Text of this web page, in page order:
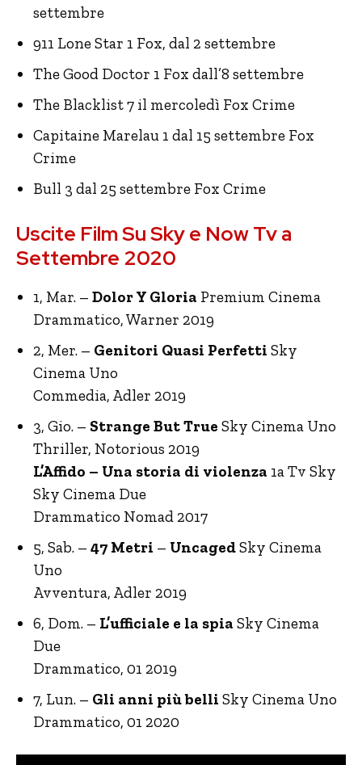
settembre
911 Lone Star 1 Fox, dal 2 settembre
The Good Doctor 1 Fox dall’8 settembre
The Blacklist 7 il mercoledì Fox Crime
Capitaine Marelau 1 dal 15 settembre Fox
Crime
Bull 3 dal 25 settembre Fox Crime
Uscite Film Su Sky e Now Tv a
Settembre 2020
1, Mar. – Dolor Y Gloria Premium Cinema
Drammatico, Warner 2019
2, Mer. – Genitori Quasi Perfetti Sky
Cinema Uno
Commedia, Adler 2019
3, Gio. – Strange But True Sky Cinema Uno
Thriller, Notorious 2019
L’Affido – Una storia di violenza 1a Tv Sky
Sky Cinema Due
Drammatico Nomad 2017
5, Sab. – 47 Metri – UncagedSky Cinema
Uno
Avventura, Adler 2019
6, Dom. – L’ufficiale e la spia Sky Cinema
Due
Drammatico, 01 2019
7, Lun. – Gli anni più belli Sky Cinema Uno
Drammatico, 01 2020